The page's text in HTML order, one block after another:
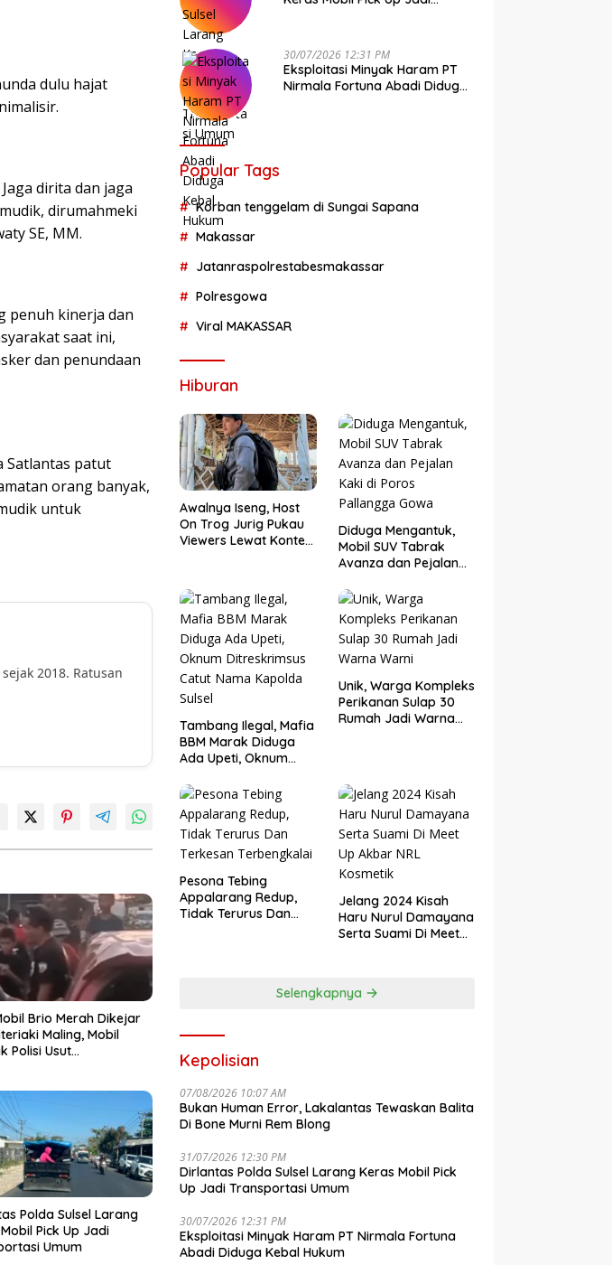
dulu hajat
dirita dan jaga
dirumahmeki
SE, MM.
penuh kinerja dan
saat ini,
dan penundaan
Satlantas patut
orang banyak,
untuk
2018. Ratusan
Brio Merah Dikejar
Maling, Mobil
Polisi Usut
Polda Sulsel Larang
Pick Up Jadi
Umum
30/07/2026 12:31 PM
Eksploitasi Minyak Haram PT
Nirmala Fortuna Abadi Diduga
Popular Tags
Korban tenggelam di Sungai Sapana
Makassar
Jatanraspolrestabesmakassar
Polresgowa
Viral MAKASSAR
Hiburan
Awalnya Iseng, Host
On Trog Jurig Pukau
Viewers Lewat Konten
Diduga Mengantuk,
Mobil SUV Tabrak
Avanza dan Pejalan
Pallangga Gowa
Tambang Ilegal, Mafia
BBM Marak Diduga
Ada Upeti, Oknum
Nama Kapolda Sulsel
Unik, Warga Kompleks
Perikanan Sulap 30
Rumah Jadi Warna
Pesona Tebing
Appalarang Redup,
Tidak Terurus Dan
Jelang 2024 Kisah
Haru Nurul Damayana
Serta Suami Di Meet
Selengkapnya
Kepolisian
07/08/2026 10:07 AM
Bukan Human Error, Lakalantas Tewaskan Balita
Di Bone Murni Rem Blong
31/07/2026 12:30 PM
Dirlantas Polda Sulsel Larang Keras Mobil Pick
Up Jadi Transportasi Umum
30/07/2026 12:31 PM
Eksploitasi Minyak Haram PT Nirmala Fortuna
Abadi Diduga Kebal Hukum